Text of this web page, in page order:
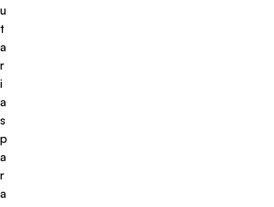
u
t
a
r
i
a
s
p
a
r
a